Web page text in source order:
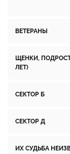
ВЕТЕРАНЫ
ЩЕНКИ,
ЛЕТ)
СЕКТОР Б
СЕКТОР Д
ИХ СУДЬБА